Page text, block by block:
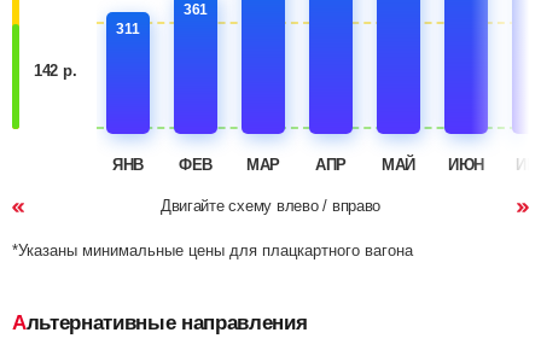
142 р.
311
ЯНВ
361
ФЕВ МАР АПР МАЙ ИЮН
Двигайте схему влево / вправо
*Указаны минимальные цены для плацкартного вагона
Альтернативные направления